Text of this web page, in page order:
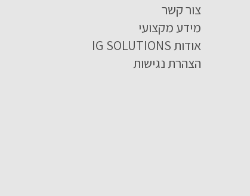
צור קשר
מידע מקצועי
אודות IG SOLUTIONS
הצהרת נגישות